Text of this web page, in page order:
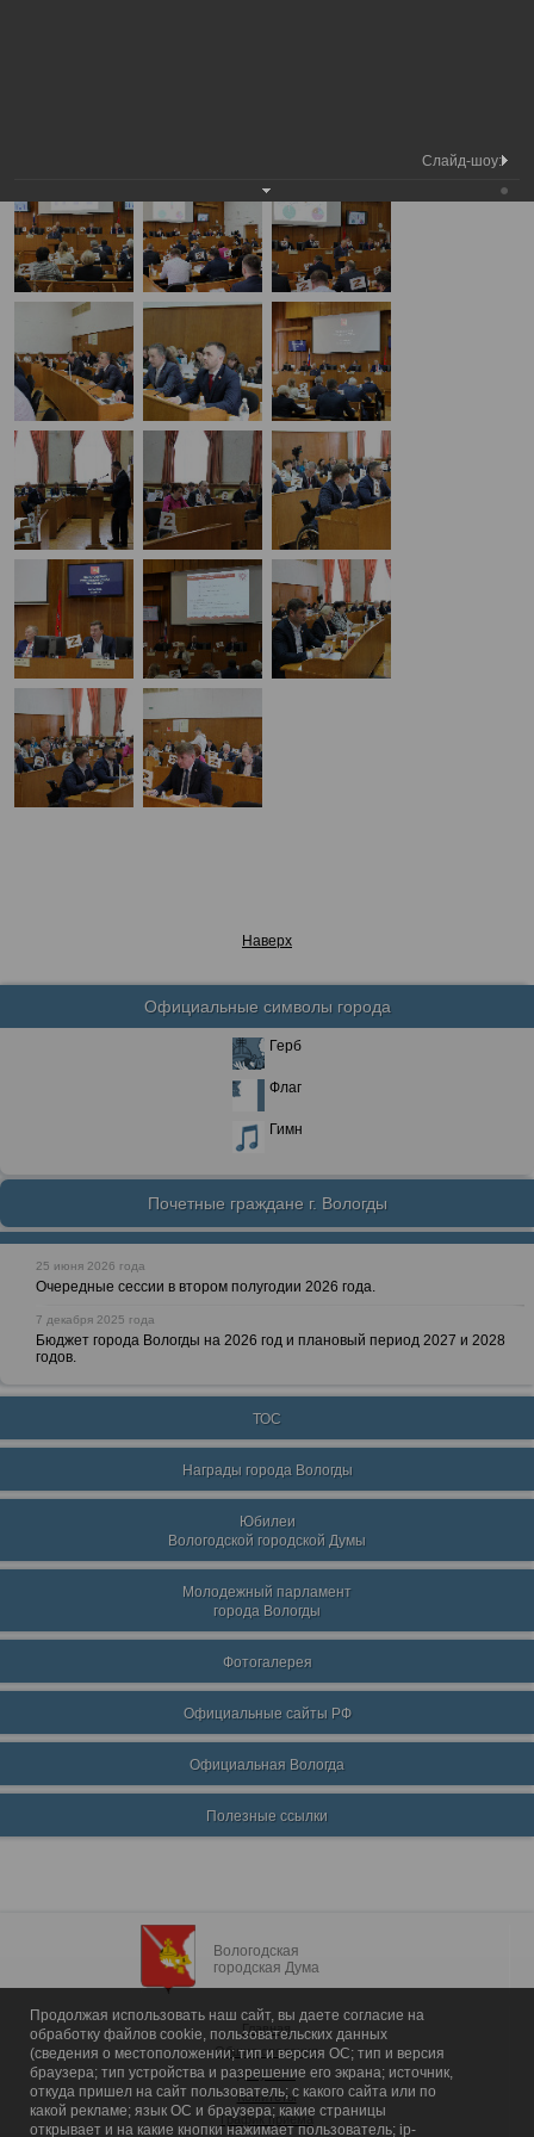
Наверх
Официальные символы города
Герб
Флаг
Гимн
Почетные граждане г. Вологды
25 июня 2026 года
Очередные сессии в втором полугодии 2026 года.
7 декабря 2025 года
Бюджет города Вологды на 2026 год и плановый период 2027 и 2028
годов.
ТОС
Награды города Вологды
Юбилеи
Вологодской городской Думы
Молодежный парламент
города Вологды
Фотогалерея
Официальные сайты РФ
Официальная Вологда
Полезные ссылки
Вологодская
городская Дума
Главная
Общие сведения
Депутаты
Комитеты
График приема
Продолжая использовать наш сайт, вы даете согласие на
обработку файлов cookie, пользовательских данных
(сведения о местоположении; тип и версия ОС; тип и версия
браузера; тип устройства и разрешение его экрана; источник,
откуда пришел на сайт пользователь; с какого сайта или по
какой рекламе; язык ОС и браузера; какие страницы
открывает и на какие кнопки нажимает пользователь; ip-
Слайд-шоу: